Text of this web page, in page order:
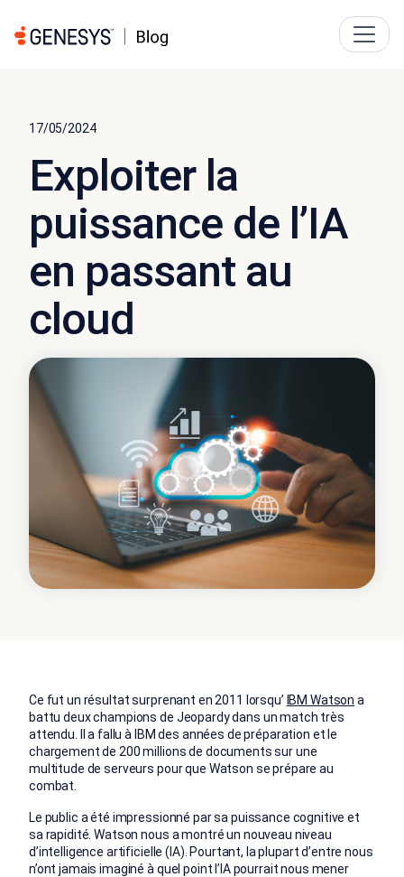
17/05/2024
Exploiter la
puissance de l’IA
en passant au
cloud
Ce fut un résultat surprenant en 2011 lorsqu’ IBM Watson a
battu deux champions de Jeopardy dans un match très
attendu. Il a fallu à IBM des années de préparation et le
chargement de 200 millions de documents sur une
multitude de serveurs pour que Watson se prépare au
combat.
Le public a été impressionné par sa puissance cognitive et
sa rapidité. Watson nous a montré un nouveau niveau
d’intelligence artificielle (IA). Pourtant, la plupart d’entre nous
n’ont jamais imaginé à quel point l’IA pourrait nous mener